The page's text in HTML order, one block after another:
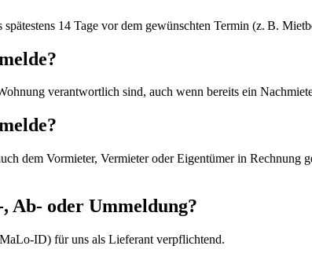
14 Tage vor dem gewünschten Termin (z. B.
verantwortlich sind, auch wenn bereits ein
dem Vormieter, Vermieter oder Eigentümer in Rechnung
Ab- oder Ummeldung?
ID) für uns als Lieferant verpflichtend.